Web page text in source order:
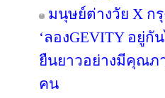
มนุษย์ต่างวัย X ก
‘ลองGEVITY อยู่
ยืนยาวอย่างมีคุณภา
คน